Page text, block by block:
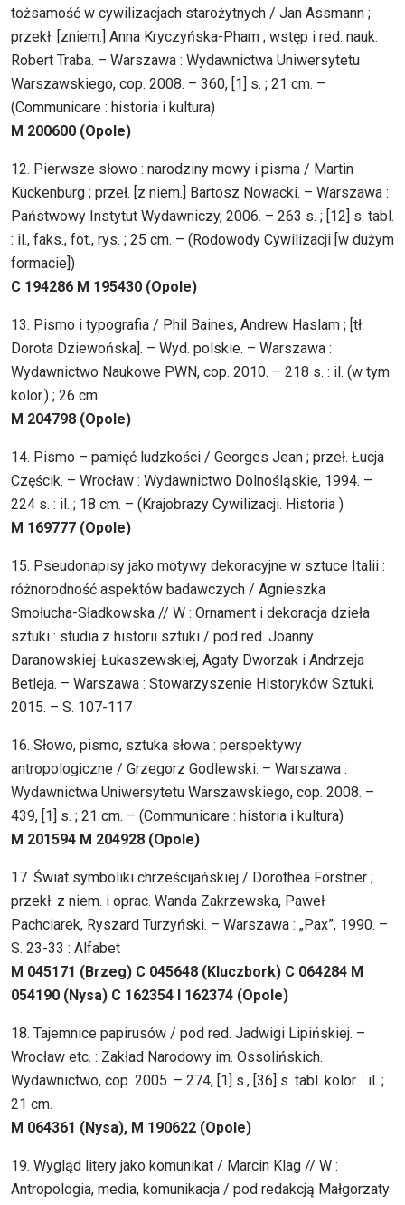
tożsamość w cywilizacjach starożytnych / Jan Assmann ;
przekł. [zniem.] Anna Kryczyńska-Pham ; wstęp i red. nauk.
Robert Traba. – Warszawa : Wydawnictwa Uniwersytetu
Warszawskiego, cop. 2008. – 360, [1] s. ; 21 cm. –
(Communicare : historia i kultura)
M 200600 (Opole)
12. Pierwsze słowo : narodziny mowy i pisma / Martin
Kuckenburg ; przeł. [z niem.] Bartosz Nowacki. – Warszawa :
Państwowy Instytut Wydawniczy, 2006. – 263 s. ; [12] s. tabl.
: il., faks., fot., rys. ; 25 cm. – (Rodowody Cywilizacji [w dużym
formacie])
C 194286 M 195430 (Opole)
13. Pismo i typografia / Phil Baines, Andrew Haslam ; [tł.
Dorota Dziewońska]. – Wyd. polskie. – Warszawa :
Wydawnictwo Naukowe PWN, cop. 2010. – 218 s. : il. (w tym
kolor.) ; 26 cm.
M 204798 (Opole)
14. Pismo – pamięć ludzkości / Georges Jean ; przeł. Łucja
Częścik. – Wrocław : Wydawnictwo Dolnośląskie, 1994. –
224 s. : il. ; 18 cm. – (Krajobrazy Cywilizacji. Historia )
M 169777 (Opole)
15. Pseudonapisy jako motywy dekoracyjne w sztuce Italii :
różnorodność aspektów badawczych / Agnieszka
Smołucha-Sładkowska // W : Ornament i dekoracja dzieła
sztuki : studia z historii sztuki / pod red. Joanny
Daranowskiej-Łukaszewskiej, Agaty Dworzak i Andrzeja
Betleja. – Warszawa : Stowarzyszenie Historyków Sztuki,
2015. – S. 107-117
16. Słowo, pismo, sztuka słowa : perspektywy
antropologiczne / Grzegorz Godlewski. – Warszawa :
Wydawnictwa Uniwersytetu Warszawskiego, cop. 2008. –
439, [1] s. ; 21 cm. – (Communicare : historia i kultura)
M 201594 M 204928 (Opole)
17. Świat symboliki chrześcijańskiej / Dorothea Forstner ;
przekł. z niem. i oprac. Wanda Zakrzewska, Paweł
Pachciarek, Ryszard Turzyński. – Warszawa : „Pax”, 1990. –
S. 23-33 : Alfabet
M 045171 (Brzeg) C 045648 (Kluczbork) C 064284 M
054190 (Nysa) C 162354 I 162374 (Opole)
18. Tajemnice papirusów / pod red. Jadwigi Lipińskiej. –
Wrocław etc. : Zakład Narodowy im. Ossolińskich.
Wydawnictwo, cop. 2005. – 274, [1] s., [36] s. tabl. kolor. : il. ;
21 cm.
M 064361 (Nysa), M 190622 (Opole)
19. Wygląd litery jako komunikat / Marcin Klag // W :
Antropologia, media, komunikacja / pod redakcją Małgorzaty